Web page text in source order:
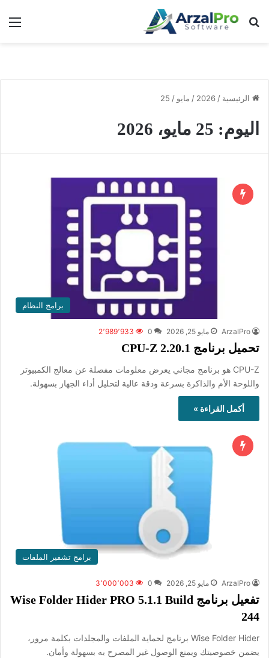
بحث عن
الرئيسية /
2026
/ مايو /
25
اليوم: 25 مايو، 2026
برامج النظام
ArzalPro مايو 25, 2026 0 2٬989٬933
تحميل برنامج CPU-Z 2.20.1
CPU-Z هو برنامج مجاني يعرض معلومات مفصلة عن معالج الكمبيوتر
واللوحة الأم والذاكرة بسرعة ودقة عالية لتحليل أداء الجهاز بسهولة.
أكمل القراءة »
برامج تشفير الملفات
ArzalPro مايو 25, 2026 0 3٬000٬003
تفعيل برنامج Wise Folder Hider PRO 5.1.1 Build
244
Wise Folder Hider برنامج لحماية الملفات والمجلدات بكلمة مرور،
يضمن خصوصيتك ويمنع الوصول غير المصرح به بسهولة وأمان.